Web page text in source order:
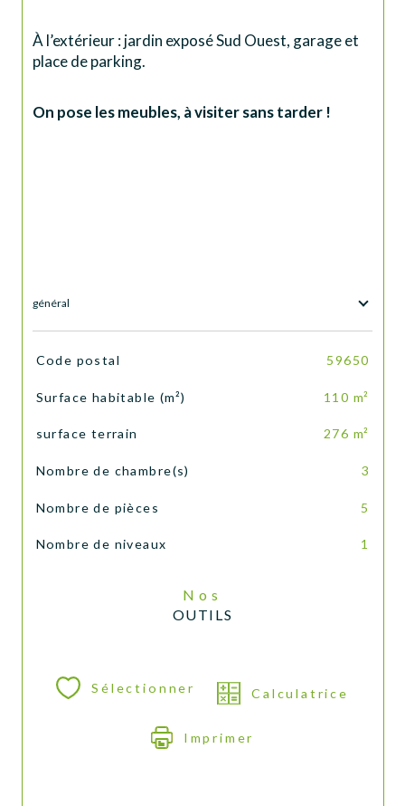
À l’extérieur : jardin exposé Sud Ouest, garage et
place de parking.
On pose les meubles, à visiter sans tarder !
général
TRAD_SIROCCO_Caracteristique
Code postal 59650
Surface habitable (m²) 110 m²
surface terrain 276 m²
Nombre de chambre(s) 3
Nombre de pièces 5
Nombre de niveaux 1
Nos
OUTILS
Sélectionner Calculatrice
Imprimer